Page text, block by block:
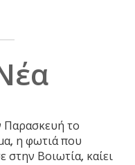
Παρασκευή το
η φωτιά που
στην Βοιωτία, καίει